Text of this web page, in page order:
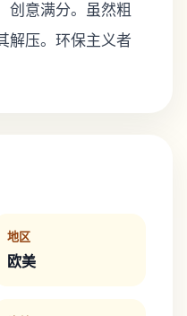
创意满分。虽然粗
解压。环保主义者
地区
欧美